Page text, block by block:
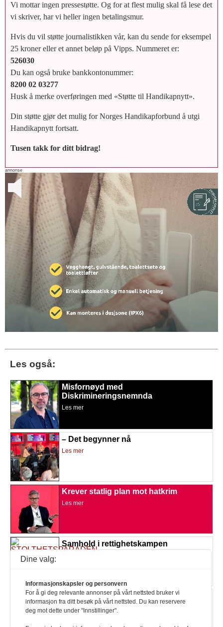
Vi mottar ingen pressestøtte. Og for at flest mulig skal få lese det
vi skriver, har vi heller ingen betalingsmur.
Hvis du vil støtte journalistikken vår, kan du sende for eksempel
25 kroner eller et annet beløp på Vipps. Nummeret er:
526030
Du kan også bruke bankkontonummer:
8200 02 03277
Husk å merke overføringen med «Støtte til Handikapnytt».
Din støtte gjør det mulig for Norges Handikapforbund å utgi
Handikapnytt fortsatt.
Tusen takk for ditt bidrag!
annonse
Les også:
Misfornøyd med
Diskrimineringsnemnda
Les mer
– Det begynner nå
Les mer
Krever statlig plan mot hatkrim
Les mer
Samhold i rettighetskampen
– Gledelig at regjeringen vil ta CRPD
inn i menneskerettsloven
Dine valg:
Informasjonskapsler og personvern
For å gi deg relevante annonser på vårt nettsted bruker vi
informasjon fra ditt besøk på vårt nettsted. Du kan reservere
deg mot dette under "Innstillinger".